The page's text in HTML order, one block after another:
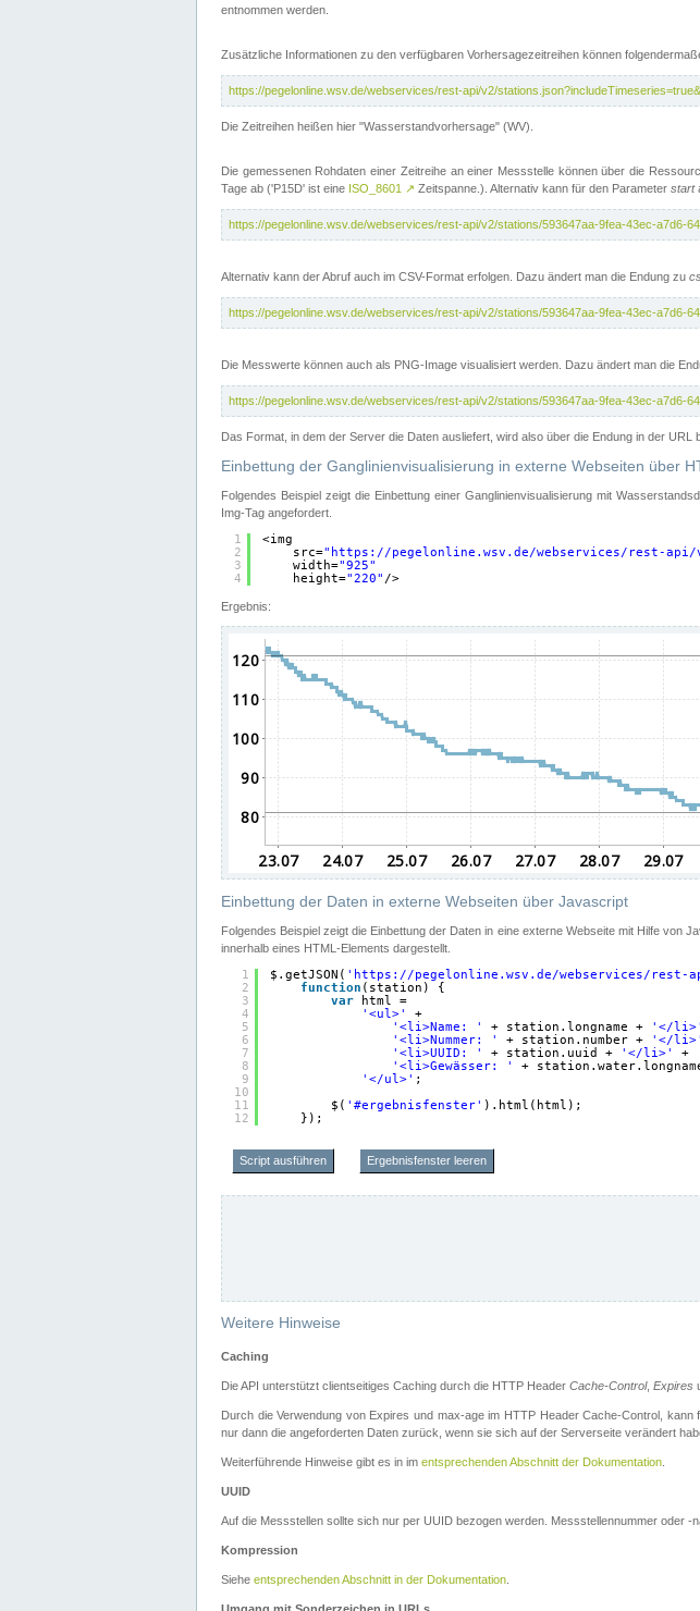
entnommen werden.
Zusätzliche Informationen zu den verfügbaren Vorhersagezeitreihen können
https://pegelonline.wsv.de/webservices/rest-api/v2/
Die Zeitreihen heißen hier "Wasserstandvorhersage" (WV).
Die gemessenen Rohdaten einer Zeitreihe an einer Messstelle können über die
Tage ab ('P15D' ist eine ISO_8601 ↗ Zeitspanne.). Alternativ kann für den Parameter start
https://pegelonline.wsv.de/webservices/rest-api/v2/stations/593647aa-9fea-43ec-a7d6-
Alternativ kann der Abruf auch im CSV-Format erfolgen. Dazu ändert man die Endung zu
https://pegelonline.wsv.de/webservices/rest-api/v2/stations/593647aa-9fea-43ec-a7d6-
Die Messwerte können auch als PNG-Image visualisiert werden. Dazu ändert man die
https://pegelonline.wsv.de/webservices/rest-api/v2/stations/593647aa-9fea-43ec-a7d6-
Das Format, in dem der Server die Daten ausliefert, wird also über die Endung in der URL
Einbettung der Ganglinienvisualisierung in externe Webseiten über
Folgendes Beispiel zeigt die Einbettung einer Ganglinienvisualisierung mit
Img-Tag angefordert.
1
2
3
4
<img
src=" https://pegelonline.wsv.de/webservices/rest-api/v2/
width="925"
height="220" />
Ergebnis:
Einbettung der Daten in externe Webseiten über Javascript
Folgendes Beispiel zeigt die Einbettung der Daten in eine externe Webseite mit Hilfe von
innerhalb eines HTML-Elements dargestellt.
1
2
3
4
5
6
7
8
9
10
11
12
$.getJSON( ' https://pegelonline.wsv.de/webservices/rest-
function (station) {
var
html =
'<ul>'
+
'<li>Name: '
+ station.longname + '</li>'
'<li>Nummer: '
+ station.number + '</li>'
'<li>UUID: '
+ station.uuid + '</li>'
+
'<li>Gewässer: '
+
'</ul>' ;
$( '#ergebnisfenster' ).html(html);
});
Script ausführen Ergebnisfenster leeren
Weitere Hinweise
Caching
Die API unterstützt clientseitiges Caching durch die HTTP Header Cache-Control, Expires
Durch die Verwendung von Expires und max-age im HTTP Header Cache-Control,
nur dann die angeforderten Daten zurück, wenn sie sich auf der Serverseite verändert
Weiterführende Hinweise gibt es in im entsprechenden Abschnitt der Dokumentation.
UUID
Auf die Messstellen sollte sich nur per UUID bezogen werden. Messstellennummer oder -
Kompression
Siehe entsprechenden Abschnitt in der Dokumentation.